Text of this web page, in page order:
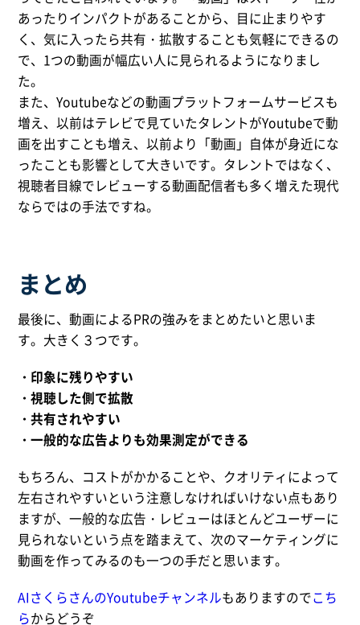
あったりインパクトがあることから、目に止まりやす
く、気に入ったら共有・拡散することも気軽にできるの
で、1つの動画が幅広い人に見られるようになりまし
た。
また、Youtubeなどの動画プラットフォームサービスも
増え、以前はテレビで見ていたタレントがYoutubeで動
画を出すことも増え、以前より「動画」自体が身近にな
ったことも影響として大きいです。タレントではなく、
視聴者目線でレビューする動画配信者も多く増えた現代
ならではの手法ですね。
まとめ
最後に、動画によるPRの強みをまとめたいと思いま
す。大きく３つです。
・印象に残りやすい
・視聴した側で拡散
・共有されやすい
・一般的な広告よりも効果測定ができる
もちろん、コストがかかることや、クオリティによって
左右されやすいという注意しなければいけない点もあり
ますが、一般的な広告・レビューはほとんどユーザーに
見られないという点を踏まえて、次のマーケティングに
動画を作ってみるのも一つの手だと思います。
AIさくらさんのYoutubeチャンネルもありますのでこち
らからどうぞ